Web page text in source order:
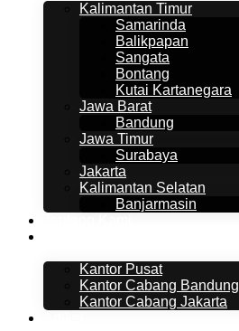
Kalimantan Timur
Samarinda
Balikpapan
Sangata
Bontang
Kutai Kartanegara
Jawa Barat
Bandung
Jawa Timur
Surabaya
Jakarta
Kalimantan Selatan
Banjarmasin
Kantor Pusat
Kantor Cabang Bandung
Kantor Cabang Jakarta